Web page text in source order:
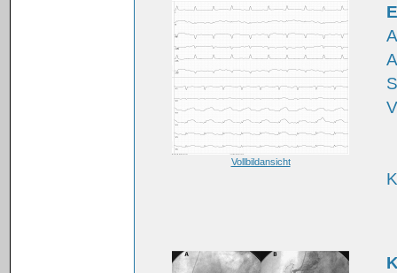
Vollbildansicht